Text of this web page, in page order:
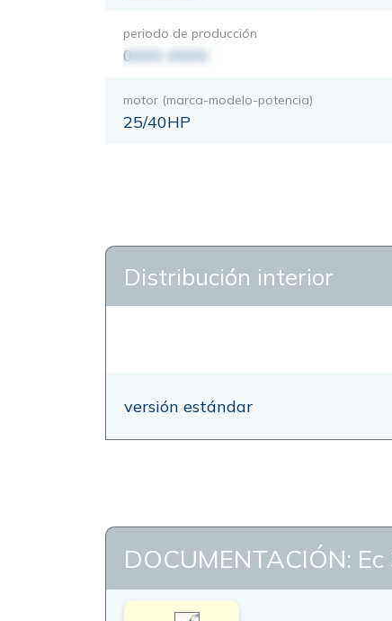
periodo de producción
0000-0000
motor (marca-modelo-potencia)
25/40HP
Distribución interior
versión estándar
DOCUMENTACIÓN: Ec